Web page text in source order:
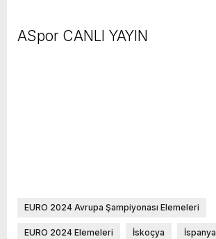
ASpor CANLI YAYIN
EURO 2024 Avrupa Şampiyonası Elemeleri
EURO 2024 Elemeleri İskoçya İspanya